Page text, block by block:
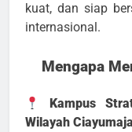
kuat, dan siap
internasional.
Mengapa
Kampus
Wilayah